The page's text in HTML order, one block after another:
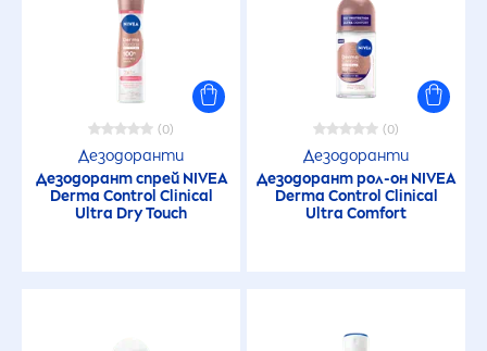
(0)
Дезодоранти
Дезодорант спрей NIVEA
Derma Control Clinical
Ultra Dry Touch
(0)
Дезодоранти
Дезодорант рол-он NIVEA
Derma Control Clinical
Ultra Comfort